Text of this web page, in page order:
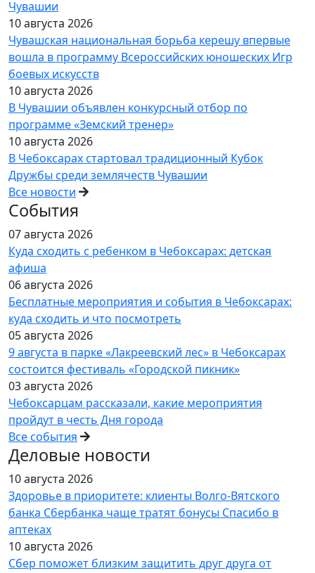
Чувашии
10 августа 2026
Чувашская национальная борьба керешу впервые
вошла в программу Всероссийских юношеских Игр
боевых искусств
10 августа 2026
В Чувашии объявлен конкурсный отбор по
программе «Земский тренер»
10 августа 2026
В Чебоксарах стартовал традиционный Кубок
Дружбы среди землячеств Чувашии
Все новости
События
07 августа 2026
Куда сходить с ребенком в Чебоксарах: детская
афиша
06 августа 2026
Бесплатные мероприятия и события в Чебоксарах:
куда сходить и что посмотреть
05 августа 2026
9 августа в парке «Лакреевский лес» в Чебоксарах
состоится фестиваль «Городской пикник»
03 августа 2026
Чебоксарцам рассказали, какие мероприятия
пройдут в честь Дня города
Все события
Деловые новости
10 августа 2026
Здоровье в приоритете: клиенты Волго-Вятского
банка Сбербанка чаще тратят бонусы Спасибо в
аптеках
10 августа 2026
Сбер поможет близким защитить друг друга от